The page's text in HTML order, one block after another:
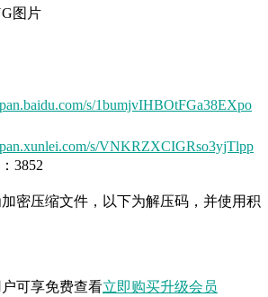
图片
s/1bumjvIHBOtFGa38EXpo
s/VNKRZXCIGRso3yjTlpp
3852
密压缩文件，以下为解压码，并使用积
户可享免费查看立即购买升级会员